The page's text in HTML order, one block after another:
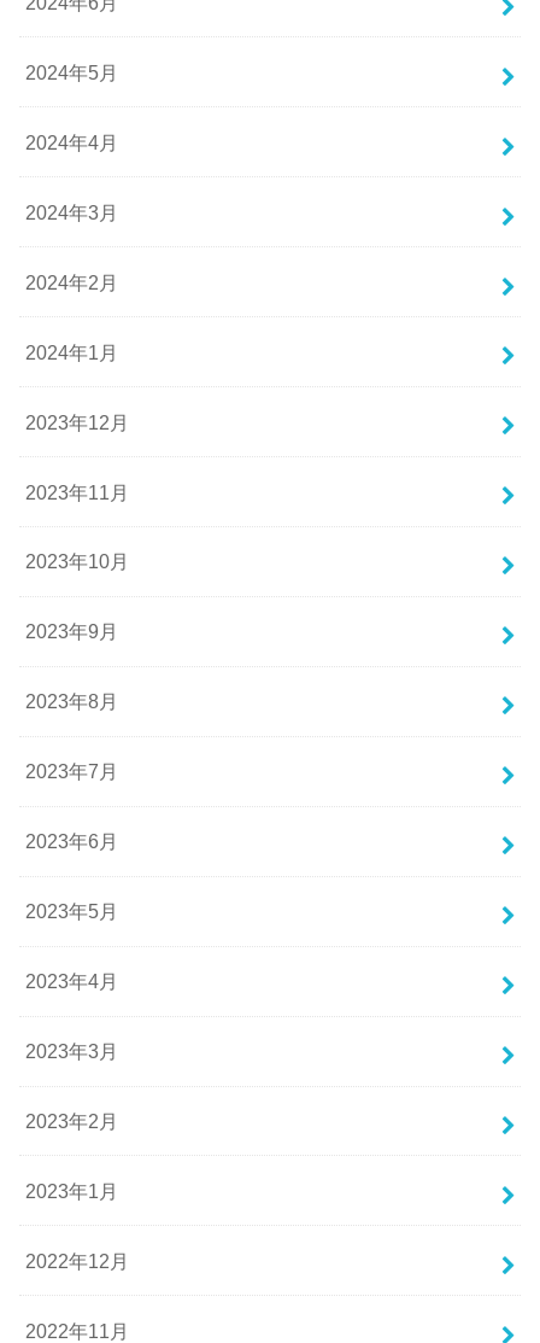
2024年5月
2024年4月
2024年3月
2024年2月
2024年1月
2023年12月
2023年11月
2023年10月
2023年9月
2023年8月
2023年7月
2023年6月
2023年5月
2023年4月
2023年3月
2023年2月
2023年1月
2022年12月
2022年11月